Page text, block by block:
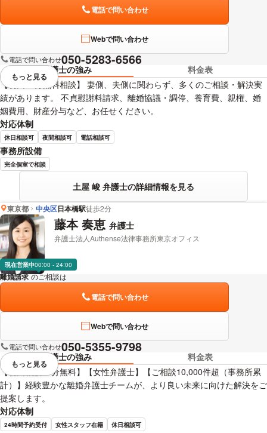
電話で問い合わせ
Webで問い合わせ
電話で問い合わせ050-5283-6566
弁護士の強み
料金表
【初回30分無料相談】 妻側、夫側に関わらず、多くのご相談・解決実
績があります。 不貞慰謝料請求、離婚協議・調停、養育費、親権、婚
姻費用、財産分与など、お任せください。
対応体制
休日相談可 夜間相談可 電話相談可
事務所設備
完全個室で相談
土屋 峻 弁護士の詳細情報を見る
視覚的に省略されている要素を
もっと見る
東京都 中央区日本橋駅徒歩2分
藤本 奏恵 弁護士
弁護士法人Authense法律事務所東京オフィス
現在営業中00:00 - 24:00
離婚請求 のご相談は
電話で問い合わせ
Webで問い合わせ
電話で問い合わせ050-5355-9798
弁護士の強み
料金表
【初回相談45分無料】【女性弁護士】【ご相談10,000件超（事務所累
計）】経験豊かな離婚弁護士チームが、より良い未来に向けた解決をご
提案します。
対応体制
24時間予約受付 女性スタッフ在籍 休日相談可
視覚的に省略されている要素を
もっと見る